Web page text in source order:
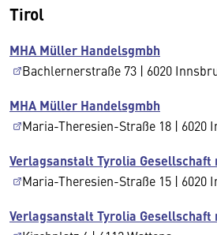
Tirol
MHA Müller Handelsgmbh
Bachlernerstraße 73 | 6020
MHA Müller Handelsgmbh
Maria-Theresien-Straße 18 | 6020
Verlagsanstalt Tyrolia Gesellschaft
Maria-Theresien-Straße 15 | 6020
Verlagsanstalt Tyrolia Gesellschaft